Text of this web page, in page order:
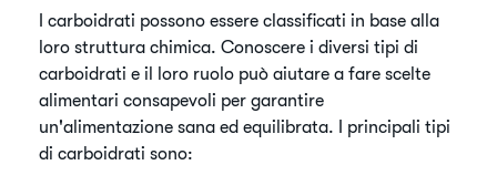
​I carboidrati possono essere classificati in base alla
loro struttura chimica. Conoscere i diversi tipi di
carboidrati e il loro ruolo può aiutare a fare scelte
alimentari consapevoli per garantire
un'alimentazione sana ed equilibrata. I principali tipi
di carboidrati sono: